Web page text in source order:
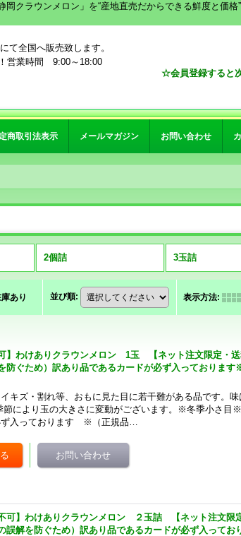
クラウンメロン」を“産地直売だからできる鮮度と価
て全国へ販売致します。
営業時間 9:00～18:00
☆会員登録すると
商取引法表示 メールマガジン お問い合わせ
2個詰 3玉詰
あり 並び順: 表示方法:
可】わけありクラウンメロン 1玉 【ネット注文限定・
防ぐため）訳あり品であるカードが必ず入っております
キズ・割れ等、おもに見た目に若干難がある品です。
により玉の大きさに変動がございます。※冬季小さ目
ず入っております ※（正規品…
不可】わけありクラウンメロン ２玉詰 【ネット注文限
誤解を防ぐため）訳あり品であるカードが必ず入ってお